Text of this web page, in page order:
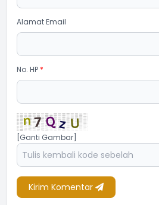
Alamat Email
No. HP *
[Ganti Gambar]
Kirim Komentar